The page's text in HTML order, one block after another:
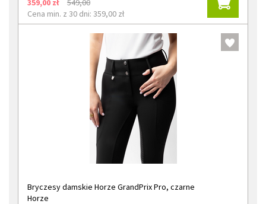
359,00 zł
549,00
Cena min. z 30 dni: 359,00 zł
Bryczesy damskie Horze GrandPrix Pro, czarne
Horze